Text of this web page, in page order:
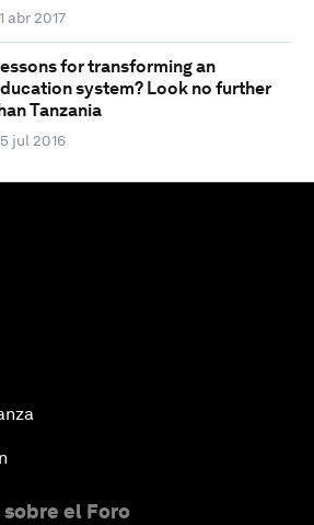
abr 2017
for transforming an
system? Look no further
Tanzania
jul 2016
el Foro